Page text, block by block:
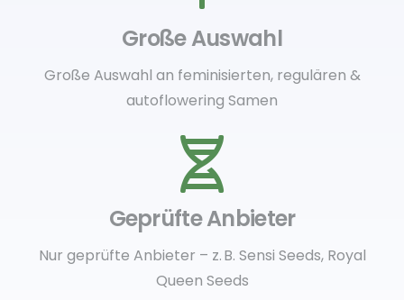
Große Auswahl
Große Auswahl an feminisierten, regulären &
autoflowering Samen
Geprüfte Anbieter
Nur geprüfte Anbieter – z. B. Sensi Seeds, Royal
Queen Seeds